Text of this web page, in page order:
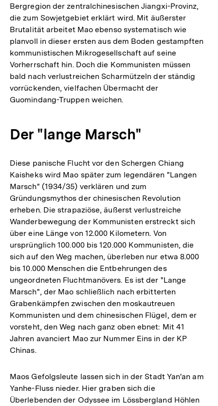
Bergregion der zentralchinesischen Jiangxi-Provinz,
die zum Sowjetgebiet erklärt wird. Mit äußerster
Brutalität arbeitet Mao ebenso systematisch wie
planvoll in dieser ersten aus dem Boden gestampften
kommunistischen Mikrogesellschaft auf seine
Vorherrschaft hin. Doch die Kommunisten müssen
bald nach verlustreichen Scharmützeln der ständig
vorrückenden, vielfachen Übermacht der
Guomindang-Truppen weichen.
Der "lange Marsch"
Diese panische Flucht vor den Schergen Chiang
Kaisheks wird Mao später zum legendären "Langen
Marsch" (1934/35) verklären und zum
Gründungsmythos der chinesischen Revolution
erheben. Die strapaziöse, äußerst verlustreiche
Wanderbewegung der Kommunisten erstreckt sich
über eine Länge von 12.000 Kilometern. Von
ursprünglich 100.000 bis 120.000 Kommunisten, die
sich auf den Weg machen, überleben nur etwa 8.000
bis 10.000 Menschen die Entbehrungen des
ungeordneten Fluchtmanövers. Es ist der "Lange
Marsch", der Mao schließlich nach erbitterten
Grabenkämpfen zwischen den moskautreuen
Kommunisten und dem chinesischen Flügel, dem er
vorsteht, den Weg nach ganz oben ebnet: Mit 41
Jahren avanciert Mao zur Nummer Eins in der KP
Chinas.
Maos Gefolgsleute lassen sich in der Stadt Yan'an am
Yanhe-Fluss nieder. Hier graben sich die
Überlebenden der Odyssee im Lössbergland Höhlen